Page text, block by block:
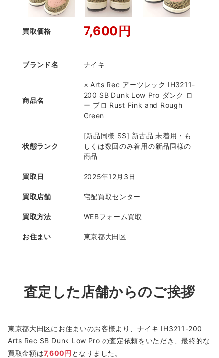
買取価格 7,600円
ブランド名 ナイキ
商品名
× Arts Rec アーツレック IH3211-
200 SB Dunk Low Pro ダンク ロ
ー プロ Rust Pink and Rough
Green
状態ランク
[新品同様 SS] 新古品 未着用・も
しくは数回のみ着用の新品同様の
商品
買取日 2025年12月3日
買取店舗 宅配買取センター
買取方法 WEBフォーム買取
お住まい 東京都大田区
査定した店舗からのご挨拶
東京都大田区にお住まいのお客様より、ナイキ IH3211-200
Arts Rec SB Dunk Low Pro の査定依頼をいただき、最終的な
買取金額は7,600円 となりました。